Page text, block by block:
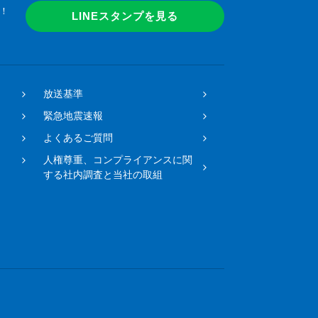
LINEスタンプを見る
放送基準
緊急地震速報
よくあるご質問
人権尊重、コンプライアンスに関
する社内調査と当社の取組